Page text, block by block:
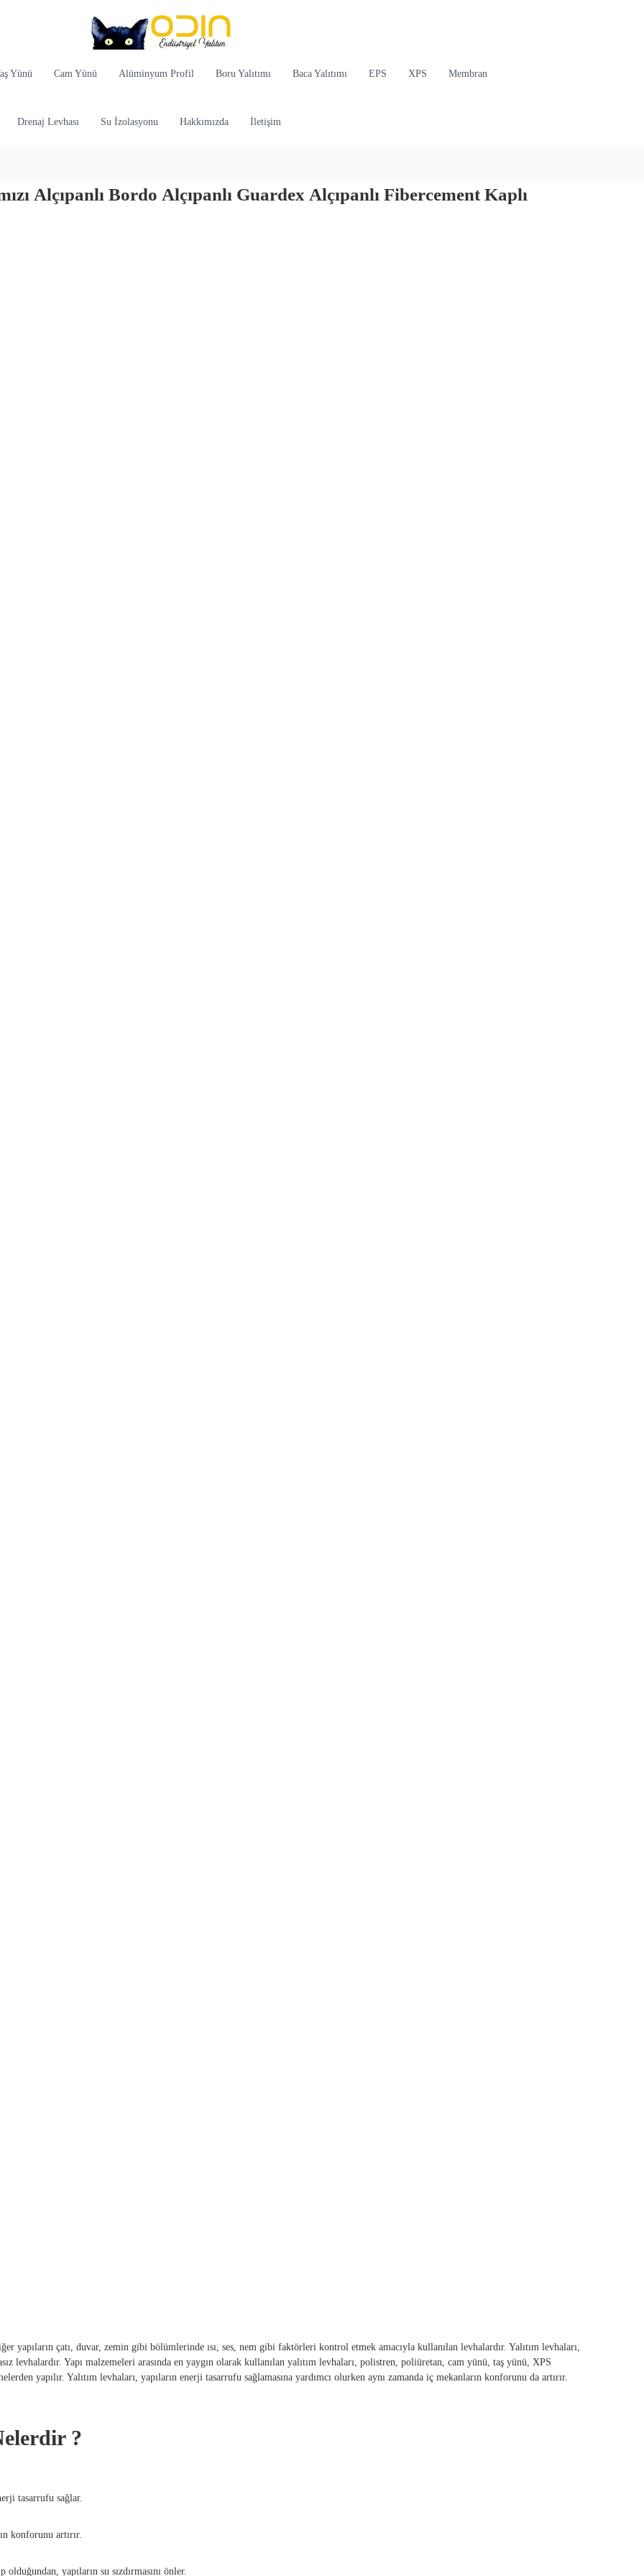
Yünü Cam Yünü Alüminyum Profil Boru Yalıtımı Baca Yalıtımı EPS XPS Membran
Drenaj Levhası Su İzolasyonu Hakkımızda İletişim
Alçıpanlı Bordo Alçıpanlı Guardex Alçıpanlı Fibercement Kaplı
yapıların çatı, duvar, zemin gibi bölümlerinde ısı, ses, nem gibi faktörleri kontrol etmek amacıyla kullanılan levhalardır. Yalıtım levhaları,
levhalardır. Yapı malzemeleri arasında en yaygın olarak kullanılan yalıtım levhaları, polistren, poliüretan, cam yünü, taş yünü, XPS
yapılır. Yalıtım levhaları, yapıların enerji tasarrufu sağlamasına yardımcı olurken aynı zamanda iç mekanların konforunu da artırır.
?
tasarrufu sağlar.
konforunu artırır.
yapıların su sızdırmasını önler.